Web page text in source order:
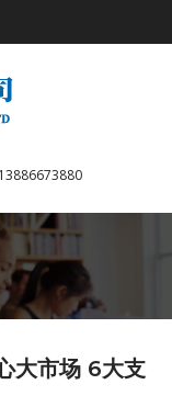
13886673880
大市场 6大支